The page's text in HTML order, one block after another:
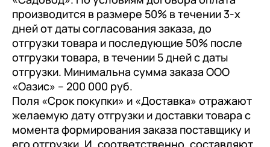
производится в размере 50% в течении 3-х
дней от даты согласования заказа, до
отгрузки товара и последующие 50% после
отгрузки товара, в течении 5 дней с даты
отгрузки. Минимальна сумма заказа ООО
«Оазис» – 200 000 руб.
Поля «Срок покупки» и «Доставка» отражают
желаемую дату отгрузки и доставки товара с
момента формирования заказа поставщику и
его отгрузки. И, соответственно, составляют